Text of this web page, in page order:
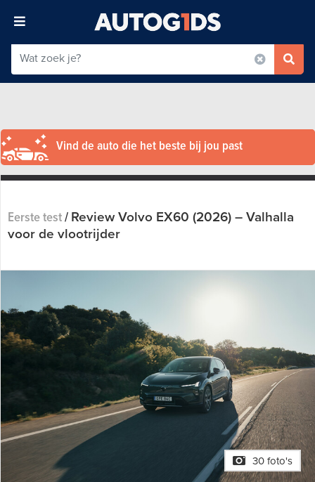
Vind de auto die het beste bij jou past
Eerste test/Review Volvo EX60 (2026) – Valhalla
voor de vlootrijder
30 foto's